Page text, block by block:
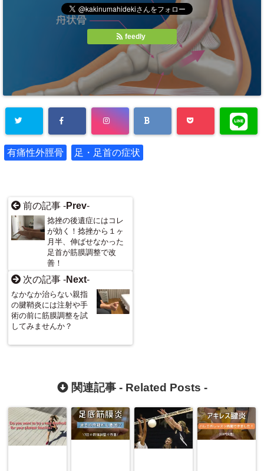
feedly
有痛性外脛骨 足・足首の症状
前の記事 -Prev-
捻挫の後遺症にはコレ
が効く！捻挫から１ヶ
月半、伸ばせなかった
足首が筋膜調整で改
善！
次の記事 -Next-
なかなか治らない親指
の腱鞘炎には注射や手
術の前に筋膜調整を試
してみませんか？
関連記事 - Related Posts -